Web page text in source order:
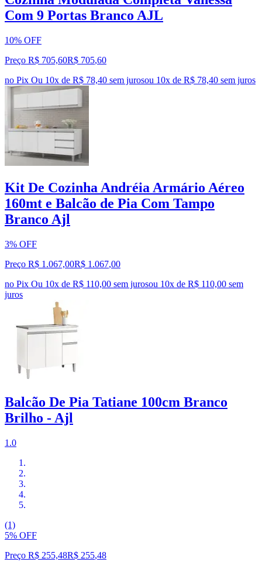
Com 9 Portas Branco AJL
10% OFF
Preço R$ 705,60R$ 705,60
no Pix Ou 10x de R$ 78,40 sem jurosou 10x de R$ 78,40 sem juros
Kit De Cozinha Andréia Armário Aéreo
160mt e Balcão de Pia Com Tampo
Branco Ajl
3% OFF
Preço R$ 1.067,00R$ 1.067,00
no Pix Ou 10x de R$ 110,00 sem jurosou 10x de R$ 110,00 sem
juros
Balcão De Pia Tatiane 100cm Branco
Brilho - Ajl
1.0
(1)
5% OFF
Preço R$ 255,48R$ 255,48